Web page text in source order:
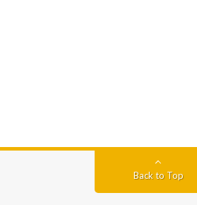
Back to Top